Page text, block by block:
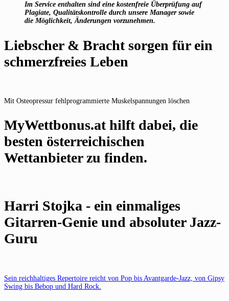
Im Service enthalten sind eine kostenfreie Überprüfung auf
Plagiate, Qualitätskontrolle durch unsere Manager sowie
die Möglichkeit, Änderungen vorzunehmen.
Liebscher & Bracht sorgen für ein
schmerzfreies Leben
Mit Osteopressur fehlprogrammierte Muskelspannungen löschen
MyWettbonus.at hilft dabei, die
besten österreichischen
Wettanbieter zu finden.
Harri Stojka - ein einmaliges
Gitarren-Genie und absoluter Jazz-
Guru
Sein reichhaltiges Repertoire reicht von Pop bis Avantgarde-Jazz, von Gipsy
Swing bis Bebop und Hard Rock.